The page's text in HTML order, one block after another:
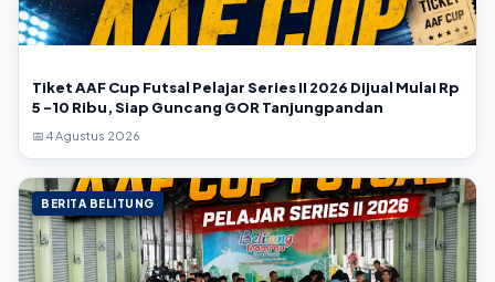
Tiket AAF Cup Futsal Pelajar Series II 2026 Dijual Mulai Rp
5 -10 Ribu, Siap Guncang GOR Tanjungpandan
📅 4 Agustus 2026
BERITA BELITUNG